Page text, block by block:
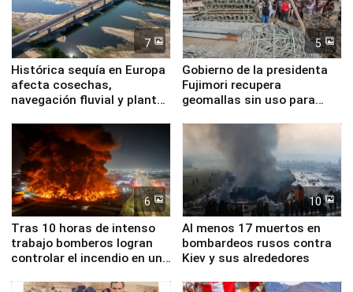
7
Histórica sequía en Europa
afecta cosechas,
navegación fluvial y plantas
5
Gobierno de la presidenta
Fujimori recupera
geomallas sin uso para
Fenómeno El Niño
6
Tras 10 horas de intenso
trabajo bomberos logran
controlar el incendio en una
de Chile
10
Al menos 17 muertos en
bombardeos rusos contra
Kiev y sus alrededores